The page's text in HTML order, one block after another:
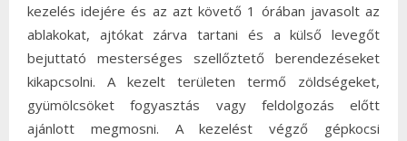
kezelés idejére és az azt követő 1 órában javasolt az
ablakokat, ajtókat zárva tartani és a külső levegőt
bejuttató mesterséges szellőztető berendezéseket
kikapcsolni. A kezelt területen termő zöldségeket,
gyümölcsöket fogyasztás vagy feldolgozás előtt
ajánlott megmosni. A kezelést végző gépkocsi